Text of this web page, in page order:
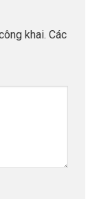
khai. Các